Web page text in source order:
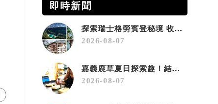
即時新聞
探索瑞士格勞賓登秘境 收藏六種阿爾卑斯夏日療癒之旅
2026-08-07
嘉義鹿草夏日探索趣！結合科學、農場與自然的親子小旅行
2026-08-07